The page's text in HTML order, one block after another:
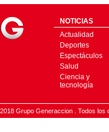
NOTICIAS
Actualidad
Deportes
Espectáculos
Salud
Ciencia y
tecnología
2018 Grupo Generaccion . Todos